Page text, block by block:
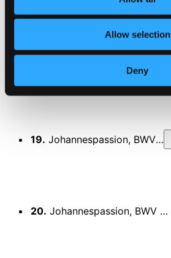
Allow selection
Deny
19. Johannespassion, BWV 245, Pt. 2: Betrachte, meine Seel' (Live)
20. Johannespassion, BWV 245, Pt. 2: Erwäge, wie sein blutgefärbter Rücken (Live)